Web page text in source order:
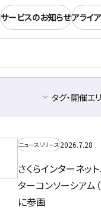
サービスのお知らせアライ
タグ・開催エ
ニュースリリース2026.7.28
さくらインターネッ
ターコンソーシアム
に参画